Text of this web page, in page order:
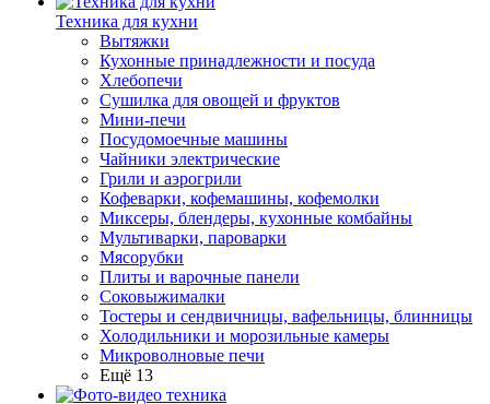
Техника для кухни
Вытяжки
Кухонные принадлежности и посуда
Хлебопечи
Сушилка для овощей и фруктов
Мини-печи
Посудомоечные машины
Чайники электрические
Грили и аэрогрили
Кофеварки, кофемашины, кофемолки
Миксеры, блендеры, кухонные комбайны
Мультиварки, пароварки
Мясорубки
Плиты и варочные панели
Соковыжималки
Тостеры и сендвичницы, вафельницы, блинницы
Холодильники и морозильные камеры
Микроволновые печи
Ещё 13